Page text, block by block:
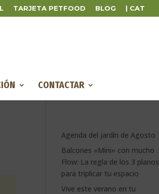
TARJETA PETFOOD BLOG | CAT
CONTACTAR
Agenda del jardín de Agosto
Balcones «Mini» con mucho
Flow: La regla de los 3 planos
para triplicar tu espacio
Vive este verano en tu